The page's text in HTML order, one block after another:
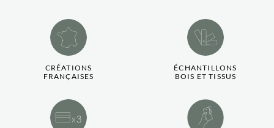
CRÉATIONS
FRANÇAISES
ÉCHANTILLONS
BOIS ET TISSUS